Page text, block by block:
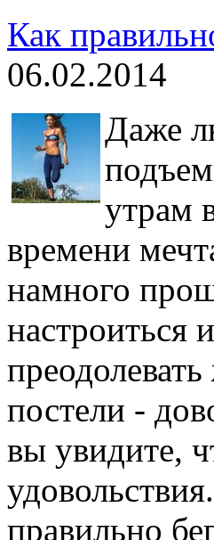
Как
06.02.2014
Даже
утрам
времени
намного
настроиться
постели -
вы увидите,
правильно